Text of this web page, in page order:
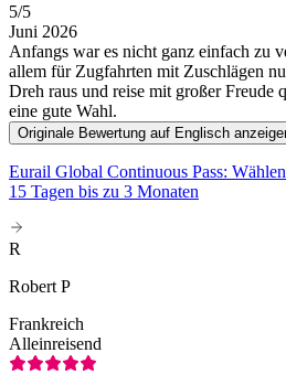
5/5
Juni 2026
Anfangs war es nicht ganz einfach zu
allem für Zugfahrten mit Zuschlägen
Dreh raus und reise mit großer Freude
eine gute Wahl.
Originale Bewertung auf Englisch
Eurail Global Continuous Pass:
15 Tagen bis zu 3 Monaten
R
Robert P
Frankreich
Alleinreisend